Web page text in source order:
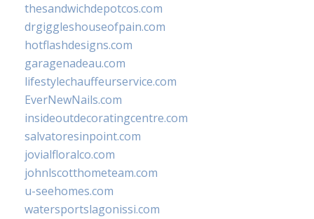
thesandwichdepotcos.com
drgiggleshouseofpain.com
hotflashdesigns.com
garagenadeau.com
lifestylechauffeurservice.com
EverNewNails.com
insideoutdecoratingcentre.com
salvatoresinpoint.com
jovialfloralco.com
johnlscotthometeam.com
u-seehomes.com
watersportslagonissi.com